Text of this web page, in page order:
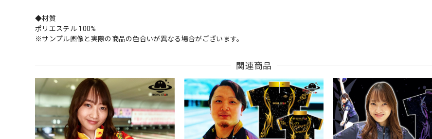
◆材質
ポリエステル 100%
※サンプル画像と実際の商品の色合いが異なる場合がございます。
関連商品